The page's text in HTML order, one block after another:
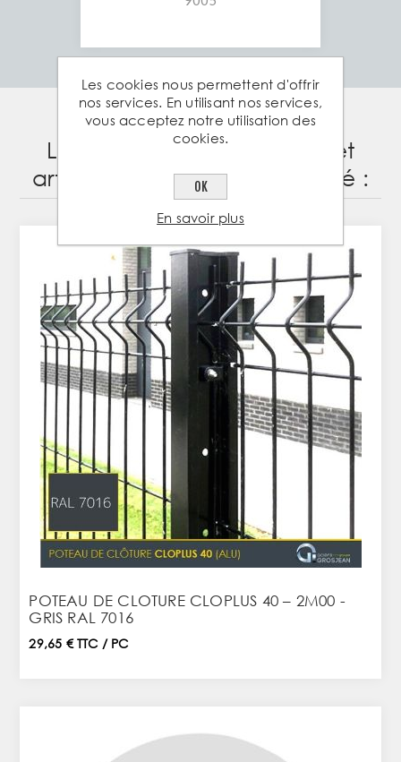
Les clients ayant acheté cet
article ont également acheté :
POTEAU DE CLOTURE CLOPLUS 40 – 2M00 -
GRIS RAL 7016
29,65 € TTC / PC
Les cookies nous permettent d'offrir
nos services. En utilisant nos services,
vous acceptez notre utilisation des
cookies.
OK
En savoir plus